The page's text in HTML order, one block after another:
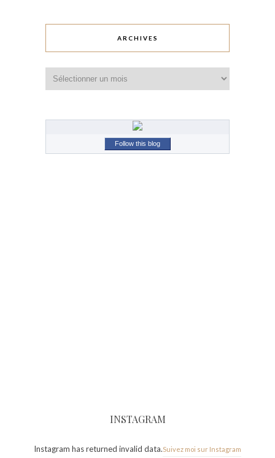
ARCHIVES
Follow this blog
INSTAGRAM
Instagram has returned invalid data.Suivez moi sur Instagram